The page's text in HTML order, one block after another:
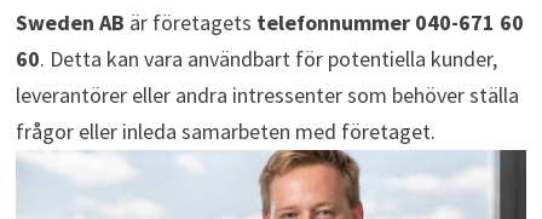
Sweden AB är företagets telefonnummer 040-671 60
60. Detta kan vara användbart för potentiella kunder,
leverantörer eller andra intressenter som behöver ställa
frågor eller inleda samarbeten med företaget.